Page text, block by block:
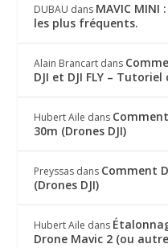
DUBAU dans MAVIC MINI :
les plus fréquents.
Alain Brancart dans
DJI et DJI FLY –
Hubert Aile dans Comment
30m (Drones DJI)
Preyssas dans Comment
(Drones DJI)
Hubert Aile dans
Drone Mavic 2 (ou